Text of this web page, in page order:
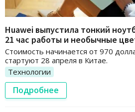
Huawei выпустила тонкий
21 час работы и необычные
Стоимость начинается от 970
стартуют 28 апреля в Китае.
Технологии
Подробнее